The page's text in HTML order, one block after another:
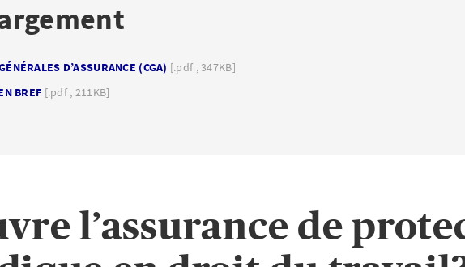
D’ASSURANCE (CGA) [.pdf , 347KB]
BREF [.pdf , 211KB]
l’assurance de